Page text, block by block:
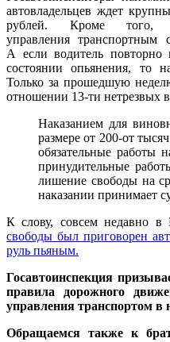
автовладельцев ждет
рублей. Кроме того,
управления
А если водитель
состоянии опьянения, то
Только за прошедшую
отношении 13-ти нетрезвых
Наказанием для
размере от 200-от
обязательные работы
принудительные
лишение свободы на
наказании принимает
К слову, совсем недавно в
свободы был приговорен
руль пьяным.
Госавтоинспекция
правила дорожного
управления транспортом в
Обращаемся также к